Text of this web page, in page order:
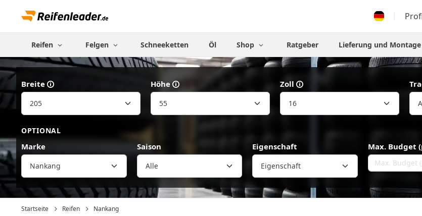
Reifen Felgen Schneeketten Öl Shop Ratgeber Lieferung und Montage
Breite Höhe Zoll
OPTIONAL
Marke
Nankang
Saison Eigenschaft
Eigenschaft
Max. Budget
Startseite Reifen Nankang